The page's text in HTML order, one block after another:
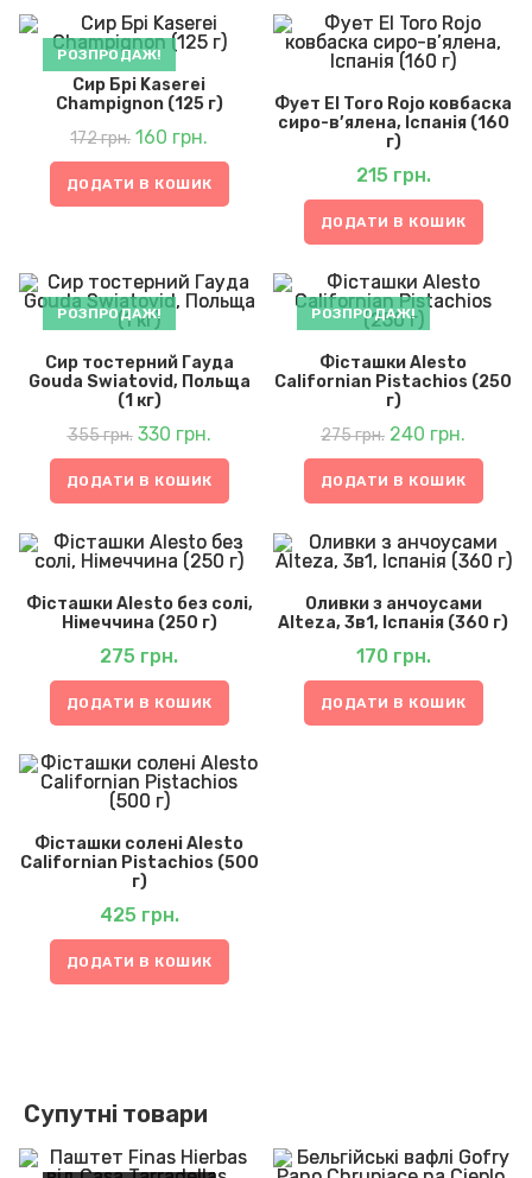
РОЗПРОДАЖ!
Сир Брі Kaserei
Champignon (125 г)
172грн. Оригінальна
ціна:
172 грн..
160 грн.
ДОДАТИ В КОШИК
Фует El Toro Rojo ковбаска
сиро-в’ялена, Іспанія (160
г)
215 грн.
ДОДАТИ В КОШИК
РОЗПРОДАЖ!
Сир тостерний Гауда
Gouda Swiatovid, Польща
(1 кг)
355грн. Оригінальна
ціна:
355 грн..
330 грн.330 грн..
ДОДАТИ В КОШИК
РОЗПРОДАЖ!
Фісташки Alesto
Californian Pistachios (250
г)
275грн. Оригінальна
ціна:
275 грн..
240 грн.
ДОДАТИ В КОШИК
Фісташки Alesto без солі,
Німеччина (250 г)
275 грн.
ДОДАТИ В КОШИК
Оливки з анчоусами
Alteza, 3в1, Іспанія (360 г)
170 грн.
ДОДАТИ В КОШИК
Фісташки солені Alesto
Californian Pistachios (500
г)
425 грн.
ДОДАТИ В КОШИК
Супутні товари